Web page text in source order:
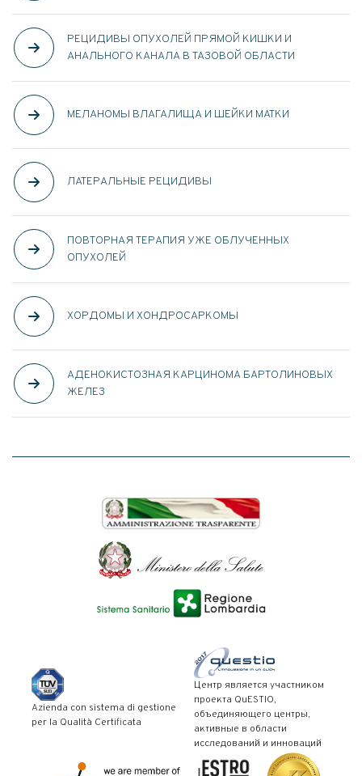
РЕЦИДИВЫ ОПУХОЛЕЙ ПРЯМОЙ КИШКИ И
АНАЛЬНОГО КАНАЛА В ТАЗОВОЙ ОБЛАСТИ
МЕЛАНОМЫ ВЛАГАЛИЩА И ШЕЙКИ МАТКИ
ЛАТЕРАЛЬНЫЕ РЕЦИДИВЫ
ПОВТОРНАЯ ТЕРАПИЯ УЖЕ ОБЛУЧЕННЫХ
ОПУХОЛЕЙ
ХОРДОМЫ И ХОНДРОСАРКОМЫ
АДЕНОКИСТОЗНАЯ КАРЦИНОМА БАРТОЛИНОВЫХ
ЖЕЛЕЗ
Azienda con sistema di gestione
per la Qualità Certificata
Центр является участником
проекта QuESTIO,
объединяющего центры,
активные в области
исследований и инноваций